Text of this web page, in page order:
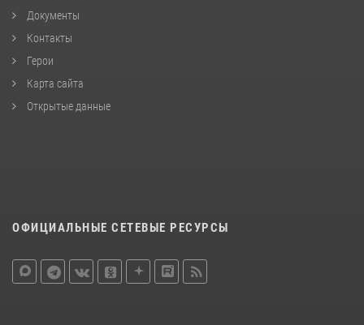
Документы
Контакты
Герои
Карта сайта
Открытые данные
ОФИЦИАЛЬНЫЕ СЕТЕВЫЕ РЕСУРСЫ